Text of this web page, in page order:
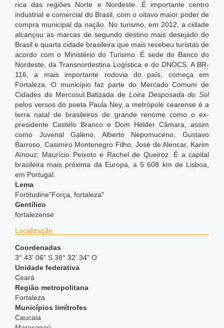
rica das regiões Norte e Nordeste. É importante centro
industrial e comercial do Brasil, com o oitavo maior poder de
compra municipal da nação. No turismo, em 2012, a cidade
alcançou as marcas de segundo destino mais desejado do
Brasil e quarta cidade brasileira que mais recebeu turistas de
acordo com o Ministério do Turismo. É sede do Banco do
Nordeste, da Transnordestina Logística e do DNOCS. A BR-
116, a mais importante rodovia do país, começa em
Fortaleza. O município faz parte do Mercado Comum de
Cidades do Mercosul.Batizada de Loira Desposada do Sol
pelos versos do poeta Paula Ney, a metrópole cearense é a
terra natal de brasileiros de grande renome como o ex-
presidente Castelo Branco e Dom Hélder Câmara, assim
como Juvenal Galeno, Alberto Nepomuceno, Gustavo
Barroso, Casimiro Montenegro Filho, José de Alencar, Karim
Aïnouz, Maurício Peixoto e Rachel de Queiroz. É a capital
brasileira mais próxima da Europa, a 5 608 km de Lisboa,
em Portugal.
Lema
Fortitudine"Força, fortaleza"
Gentílico
fortalezense
Localização
Coordenadas
3° 43' 06" S 38° 32' 34" O
Unidade federativa
Ceará
Região metropolitana
Fortaleza
Municípios limítrofes
Caucaia